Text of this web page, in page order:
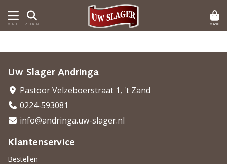
MENU ZOEKEN MAND
Uw Slager Andringa
Pastoor Velzeboerstraat 1, 't Zand
0224-593081
info@andringa.uw-slager.nl
Klantenservice
Bestellen